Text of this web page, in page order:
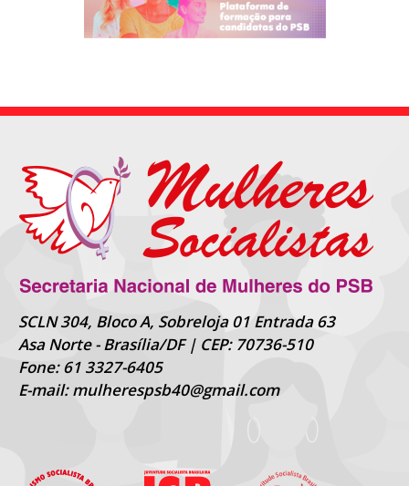
SCLN 304, Bloco A, Sobreloja 01 Entrada 63
Asa Norte - Brasília/DF | CEP: 70736-510
Fone: 61 3327-6405
E-mail: mulherespsb40@gmail.com